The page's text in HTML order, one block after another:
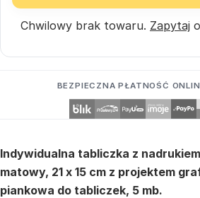
Chwilowy brak towaru. Zapytaj
BEZPIECZNA PŁATNOŚĆ
Indywidualna tabliczka z
matowy, 21 x 15 cm z projektem
piankowa do tabliczek, 5 mb.